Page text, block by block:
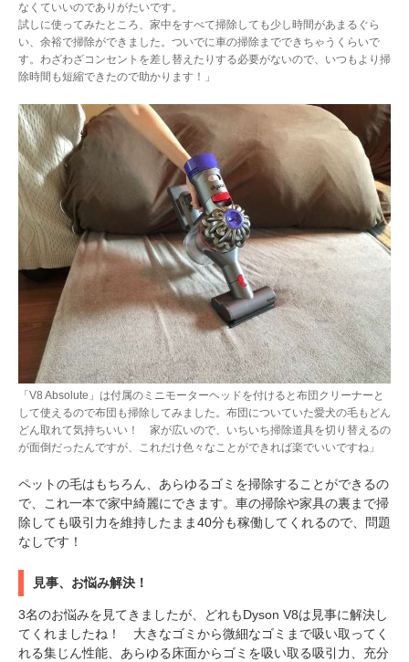
なくていいのでありがたいです。
試しに使ってみたところ、家中をすべて掃除しても少し時間があまるぐら
い、余裕で掃除ができました。ついでに車の掃除までできちゃうくらいで
す。わざわざコンセントを差し替えたりする必要がないので、いつもより掃
除時間も短縮できたので助かります！」
「V8 Absolute」は付属のミニモーターヘッドを付けると布団クリーナーと
して使えるので布団も掃除してみました。布団についていた愛犬の毛もどん
どん取れて気持ちいい！ 家が広いので、いちいち掃除道具を切り替えるの
が面倒だったんですが、これだけ色々なことができれば楽でいいですね」
ペットの毛はもちろん、あらゆるゴミを掃除することができるの
で、これ一本で家中綺麗にできます。車の掃除や家具の裏まで掃
除しても吸引力を維持したまま40分も稼働してくれるので、問題
なしです！
見事、お悩み解決！
3名のお悩みを見てきましたが、どれもDyson V8は見事に解決し
てくれましたね！ 大きなゴミから微細なゴミまで吸い取ってく
れる集じん性能、あらゆる床面からゴミを吸い取る吸引力、充分